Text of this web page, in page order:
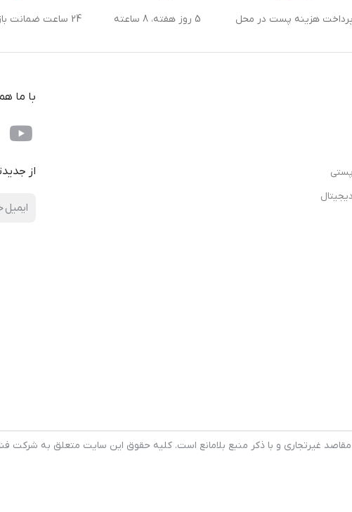
فروش دکان و خانه و ملک و طلسم نوشته شده آن
پرداخت هزینه پست در محل 5 روز هفته، 8 ساعته 24 ساعت ضمانت بازگشت کالا
با ما
از
مقاصد غیرتجاری و با ذکر منبع بلامانع است. کلیه حقوق این سایت متعلق به شرکت